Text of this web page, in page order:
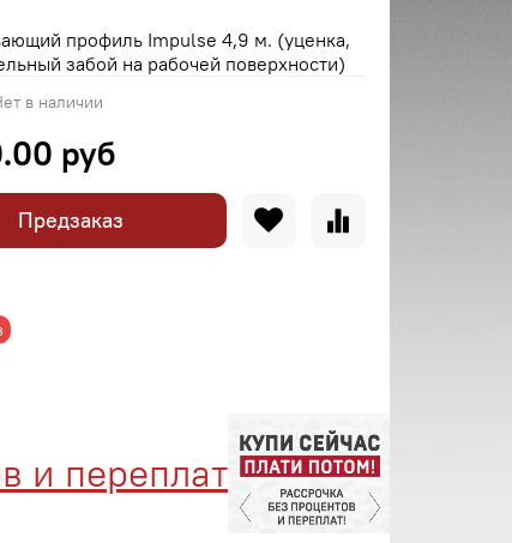
в наличии
руб
Предзаказ
профиль Impulse 4,9 м. (уценка,
забой на рабочей поверхности)
переплат